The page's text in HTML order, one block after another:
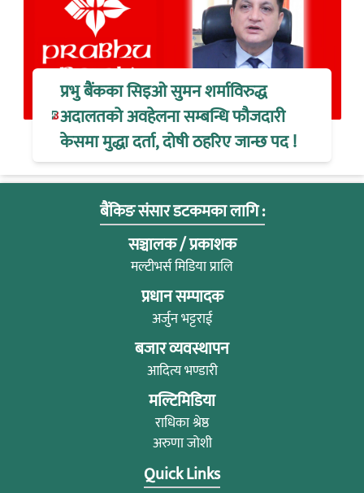
प्रभु बैंकका सिइओ सुमन शर्माविरुद्ध
अदालतको अवहेलना सम्बन्धि फौजदारी
केसमा मुद्धा दर्ता, दोषी ठहरिए जान्छ पद !
बैंकिङ संसार डटकमका लागि :
सञ्चालक / प्रकाशक
मल्टीभर्स मिडिया प्रालि
प्रधान सम्पादक
अर्जुन भट्टराई
बजार व्यवस्थापन
आदित्य भण्डारी
मल्टिमिडिया
राधिका श्रेष्ठ
अरुणा जोशी
Quick Links